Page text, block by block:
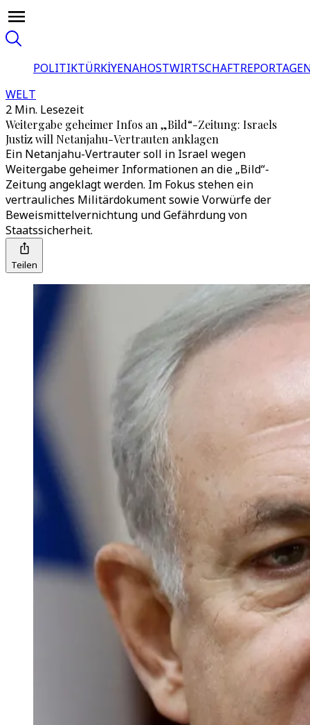
POLITIKTÜRKİYENAHOSTWIRTSCHAFT
WELT
2 Min. Lesezeit
Weitergabe geheimer Infos an „Bild“-Zeitung: Israels
Justiz will Netanjahu-Vertrauten anklagen
Ein Netanjahu-Vertrauter soll in Israel wegen
Weitergabe geheimer Informationen an die „Bild“-
Zeitung angeklagt werden. Im Fokus stehen ein
vertrauliches Militärdokument sowie Vorwürfe der
Beweismittelvernichtung und Gefährdung von
Staatssicherheit.
Teilen